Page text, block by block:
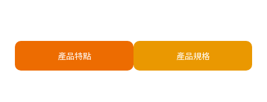
產品特點 產品規格